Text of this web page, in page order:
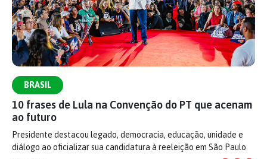
BRASIL
10 frases de Lula na Convenção do PT que acenam
ao futuro
Presidente destacou legado, democracia, educação, unidade e
diálogo ao oficializar sua candidatura à reeleição em São Paulo